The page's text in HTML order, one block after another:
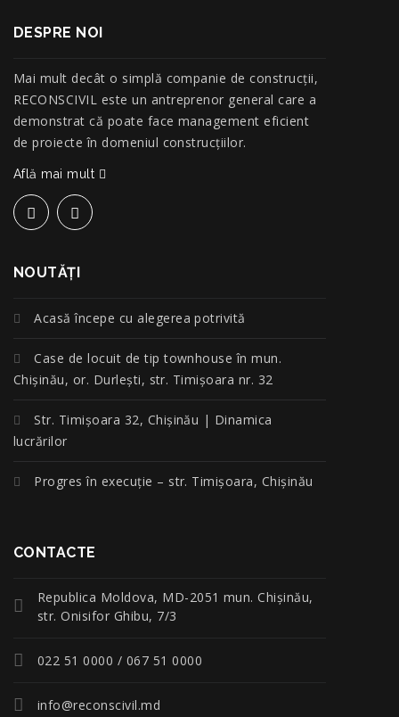
DESPRE NOI
Mai mult decât o simplă companie de construcţii,
RECONSCIVIL este un antreprenor general care a
demonstrat că poate face management eficient
de proiecte în domeniul construcțiilor.
Află mai mult
NOUTĂŢI
Acasă începe cu alegerea potrivită
Case de locuit de tip townhouse în mun.
Chișinău, or. Durlești, str. Timișoara nr. 32
Str. Timișoara 32, Chișinău | Dinamica
lucrărilor
Progres în execuție – str. Timișoara, Chișinău
CONTACTE
Republica Moldova, MD-2051 mun. Chişinău,
str. Onisifor Ghibu, 7/3
022 51 0000 / 067 51 0000
info@reconscivil.md